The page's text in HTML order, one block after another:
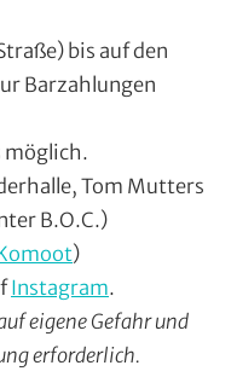
bis auf den
Barzahlungen
möglich.
Tom Mutters
B.O.C.)
)
Instagram.
eigene Gefahr und
erforderlich.